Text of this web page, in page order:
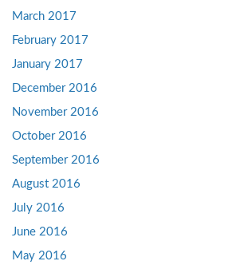
March 2017
February 2017
January 2017
December 2016
November 2016
October 2016
September 2016
August 2016
July 2016
June 2016
May 2016